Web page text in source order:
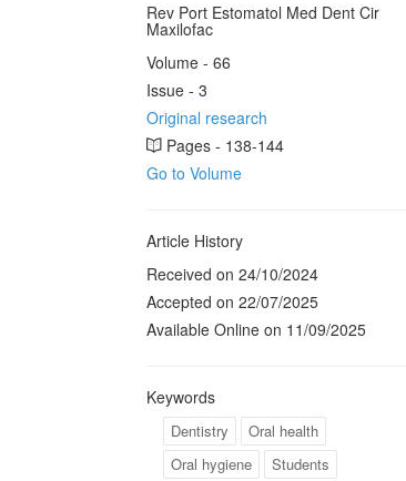
Rev Port Estomatol Med Dent Cir
Maxilofac
Volume - 66
Issue - 3
Original research
Pages - 138-144
Go to Volume
Article History
Received on 24/10/2024
Accepted on 22/07/2025
Available Online on 11/09/2025
Keywords
Dentistry
Oral health
Oral hygiene
Students